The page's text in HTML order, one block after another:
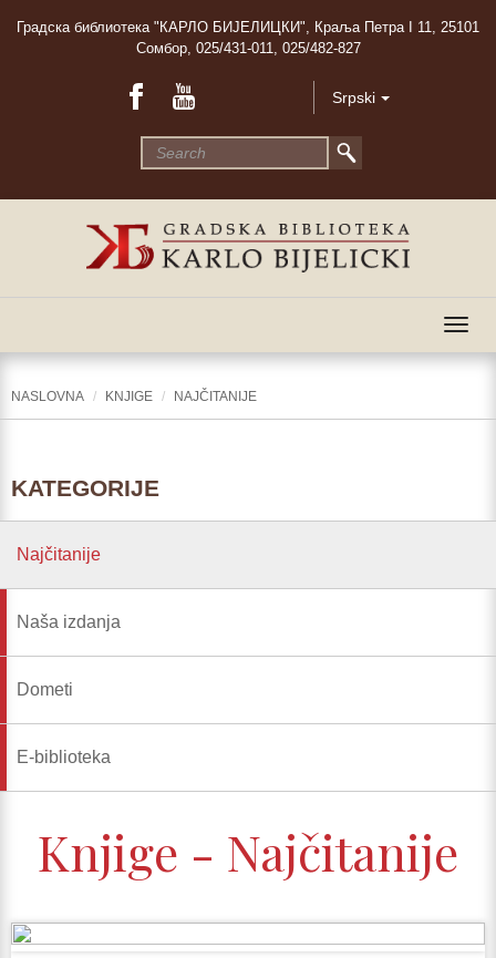
Градска библиотека "КАРЛО БИЈЕЛИЦКИ", Краља Петра I 11, 25101
Сомбор, 025/431-011, 025/482-827
Srpski
NASLOVNA KNJIGE NAJČITANIJE
KATEGORIJE
Najčitanije
Naša izdanja
Dometi
E-biblioteka
Knjige - Najčitanije